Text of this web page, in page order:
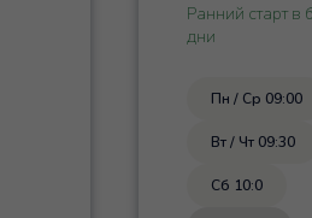
Ранний старт в
дни
Пн / Ср 09:00
Вт / Чт 09:30
Сб 10:0